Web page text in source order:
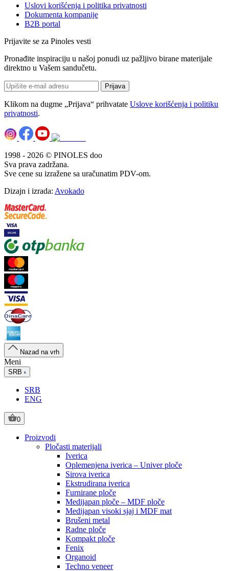
Uslovi korišćenja i politika privatnosti
Dokumenta kompanije
B2B portal
Prijavite se za Pinoles vesti
Pronađite inspiraciju u našoj ponudi uz pažljivo birane materijale
direktno u Vašem sandučetu.
Prijava
Klikom na dugme „Prijava“ prihvatate Uslove korišćenja i politiku
privatnosti.
1998 - 2026 © PINOLES doo
Sva prava zadržana.
Sve cene su izražene sa uračunatim PDV-om.
Dizajn i izrada: Avokado
Nazad na vrh
Meni
SRB
SRB
ENG
0
Proizvodi
Pločasti materijali
Iverica
Oplemenjena iverica – Univer ploče
Sirova iverica
Ekstrudirana iverica
Furnirane ploče
Medijapan ploče – MDF ploče
Medijapan visoki sjaj i MDF mat
Brušeni metal
Radne ploče
Kompakt ploče
Fenix
Organoid
Techno veneer